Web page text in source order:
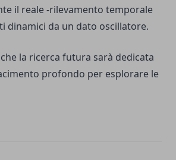
il reale -rilevamento temporale
dinamici da un dato oscillatore.
la ricerca futura sarà dedicata
profondo per esplorare le